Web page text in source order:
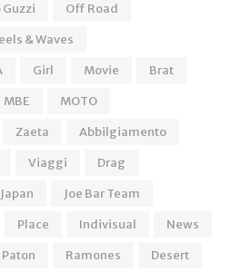
Off Road
& Waves
Girl Movie
Brat
MBE
MOTO
Zaeta
Abbilgiamento
Viaggi
Drag
Japan
Joe Bar Team
Place Indivisual
News
Paton Ramones
Desert